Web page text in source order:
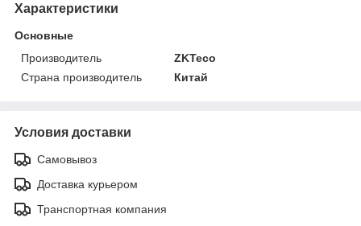
Характеристики
Основные
Производитель
ZKTeco
Страна производитель
Китай
Условия доставки
Самовывоз
Доставка курьером
Транспортная компания